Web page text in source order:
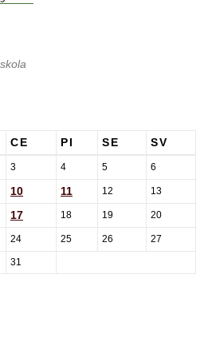
CE PI SE
SV
3 4 5 6
10 11 12 13
17 18 19 20
24 25 26 27
31